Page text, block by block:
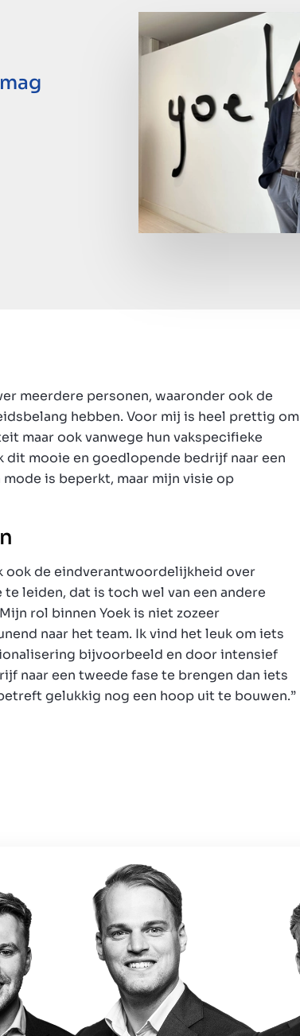
meerdere personen, waaronder ook de
hebben. Voor mij is heel prettig om
maar ook vanwege hun vakspecifieke
mooie en goedlopende bedrijf naar een
is beperkt, maar mijn visie op
ook de eindverantwoordelijkheid over
leiden, dat is toch wel van een andere
rol binnen Yoek is niet zozeer
naar het team. Ik vind het leuk om iets
bijvoorbeeld en door intensief
naar een tweede fase te brengen dan iets
gelukkig nog een hoop uit te bouwen.”